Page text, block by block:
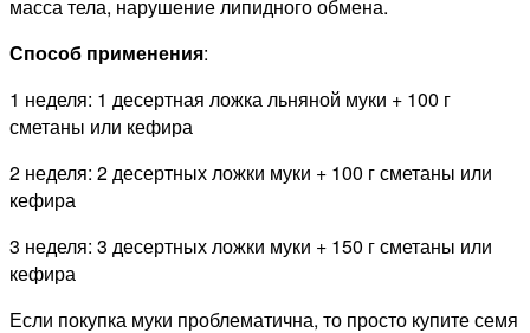
масса тела, нарушение липидного обмена.
Способ применения:
1 неделя: 1 десертная ложка льняной муки + 100 г
сметаны или кефира
2 неделя: 2 десертных ложки муки + 100 г сметаны или
кефира
3 неделя: 3 десертных ложки муки + 150 г сметаны или
кефира
Если покупка муки проблематична, то просто купите семя